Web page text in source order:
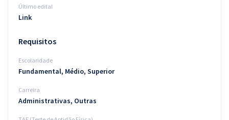
Último edital
Link
Requisitos
Escolaridade
Fundamental, Médio, Superior
Carreira
Administrativas, Outras